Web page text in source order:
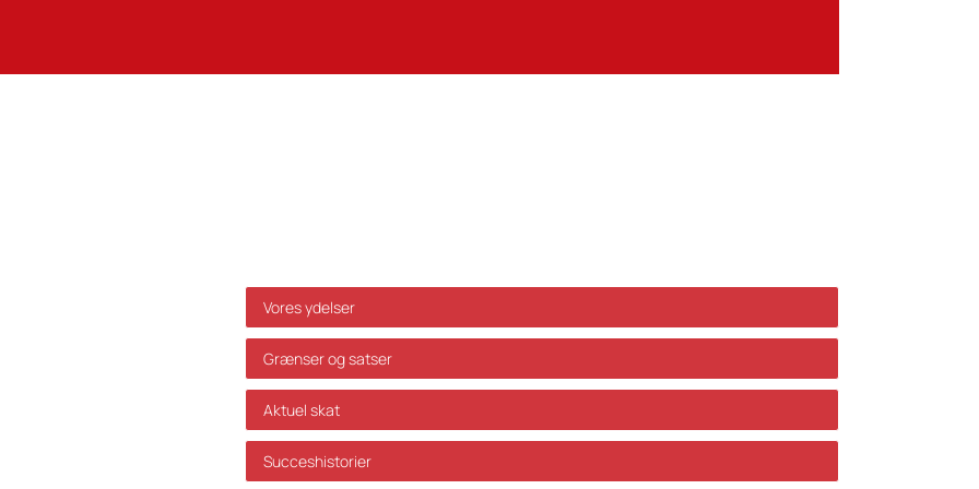
Vores ydelser
Grænser og satser
Aktuel skat
Succeshistorier